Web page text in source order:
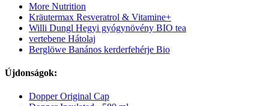
More Nutrition
Kräutermax Resveratrol & Vitamine+
Willi Dungl Hegyi gyógynövény BIO tea
vertebene Hátolaj
Berglöwe Banános kerderfehérje Bio
Újdonságok:
Dopper Original Cap